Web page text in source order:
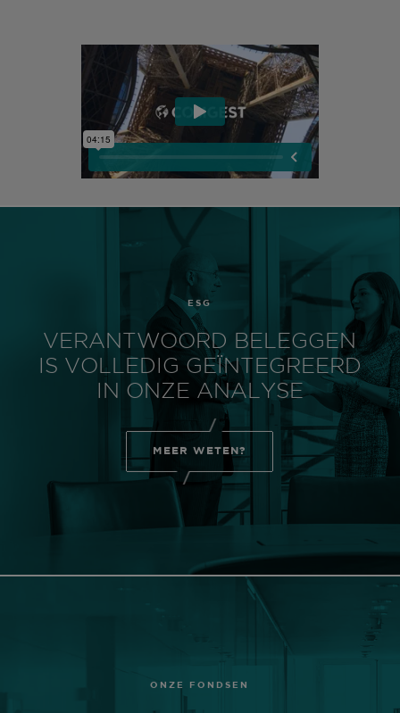
ESG
VERANTWOORD BELEGGEN
IS VOLLEDIG GEÏNTEGREERD
IN ONZE ANALYSE
MEER WETEN?
ONZE FONDSEN